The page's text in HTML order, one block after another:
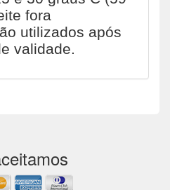
fora
utilizados após
validade.